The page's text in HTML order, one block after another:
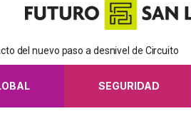
del nuevo paso a desnivel de Circuito
SEGURIDAD